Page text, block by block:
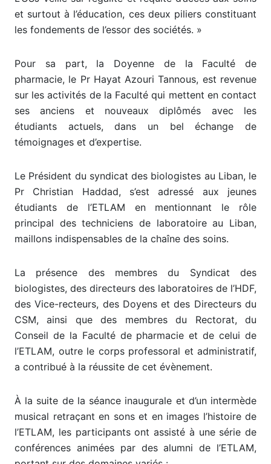
et surtout à l’éducation, ces deux piliers constituant
les fondements de l’essor des sociétés. »
Pour sa part, la Doyenne de la Faculté de
pharmacie, le Pr Hayat Azouri Tannous, est revenue
sur les activités de la Faculté qui mettent en contact
ses anciens et nouveaux diplômés avec les
étudiants actuels, dans un bel échange de
témoignages et d’expertise.
Le Président du syndicat des biologistes au Liban, le
Pr Christian Haddad, s’est adressé aux jeunes
étudiants de l’ETLAM en mentionnant le rôle
principal des techniciens de laboratoire au Liban,
maillons indispensables de la chaîne des soins.
La présence des membres du Syndicat des
biologistes, des directeurs des laboratoires de l’HDF,
des Vice-recteurs, des Doyens et des Directeurs du
CSM, ainsi que des membres du Rectorat, du
Conseil de la Faculté de pharmacie et de celui de
l’ETLAM, outre le corps professoral et administratif,
a contribué à la réussite de cet évènement.
À la suite de la séance inaugurale et d’un intermède
musical retraçant en sons et en images l’histoire de
l’ETLAM, les participants ont assisté à une série de
conférences animées par des alumni de l’ETLAM,